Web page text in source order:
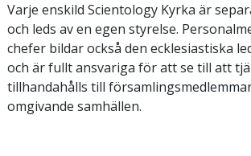
Varje enskild Scientology Kyrka är
och leds av en egen styrelse.
chefer bildar också den ecklesiastiska
och är fullt ansvariga för att se till att
tillhandahålls till
omgivande samhällen.